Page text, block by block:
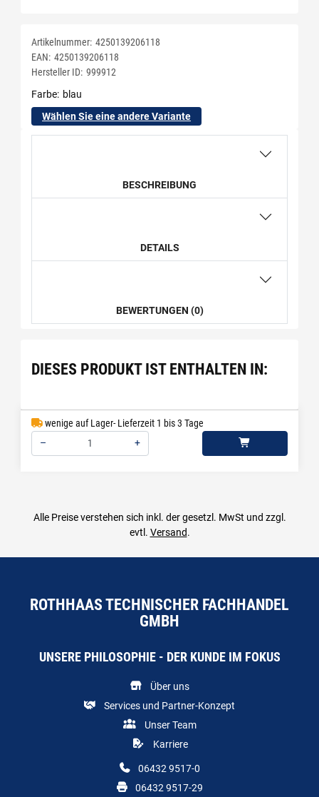
Artikelnummer: 4250139206118
EAN: 4250139206118
Hersteller ID: 999912
Farbe
blau
Wählen Sie eine andere Variante
BESCHREIBUNG
DETAILS
BEWERTUNGEN (0)
DIESES PRODUKT IST ENTHALTEN IN:
wenige auf Lager- Lieferzeit 1 bis 3 Tage
–
+
Alle Preise verstehen sich inkl. der gesetzl. MwSt und zzgl.
evtl. Versand.
ROTHHAAS TECHNISCHER FACHHANDEL
GMBH
UNSERE PHILOSOPHIE - DER KUNDE IM FOKUS
Über uns
Services und Partner-Konzept
Unser Team
Karriere
06432 9517-0
06432 9517-29